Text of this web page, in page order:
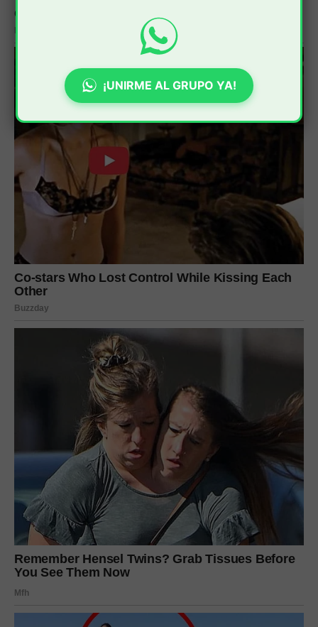
¡UNIRME AL GRUPO YA!